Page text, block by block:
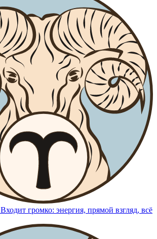
Входит громко: энергия, прямой взгляд, всё